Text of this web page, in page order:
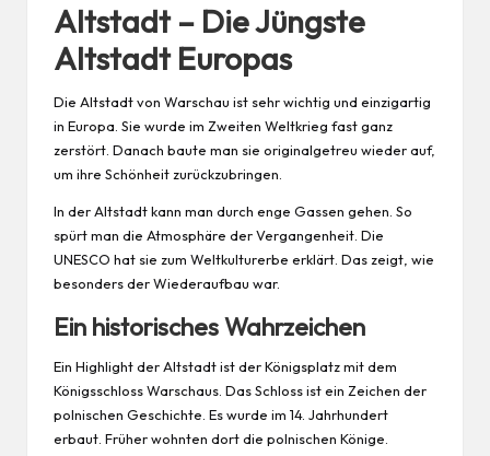
Altstadt – Die Jüngste
Altstadt Europas
Die Altstadt von Warschau ist sehr wichtig und einzigartig
in Europa. Sie wurde im Zweiten Weltkrieg fast ganz
zerstört. Danach baute man sie originalgetreu wieder auf,
um ihre Schönheit zurückzubringen.
In der Altstadt kann man durch enge Gassen gehen. So
spürt man die Atmosphäre der Vergangenheit. Die
UNESCO hat sie zum Weltkulturerbe erklärt. Das zeigt, wie
besonders der Wiederaufbau war.
Ein historisches Wahrzeichen
Ein Highlight der Altstadt ist der Königsplatz mit dem
Königsschloss Warschaus. Das Schloss ist ein Zeichen der
polnischen Geschichte. Es wurde im 14. Jahrhundert
erbaut. Früher wohnten dort die polnischen Könige.